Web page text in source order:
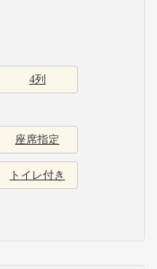
4列
座席指定
トイレ付き